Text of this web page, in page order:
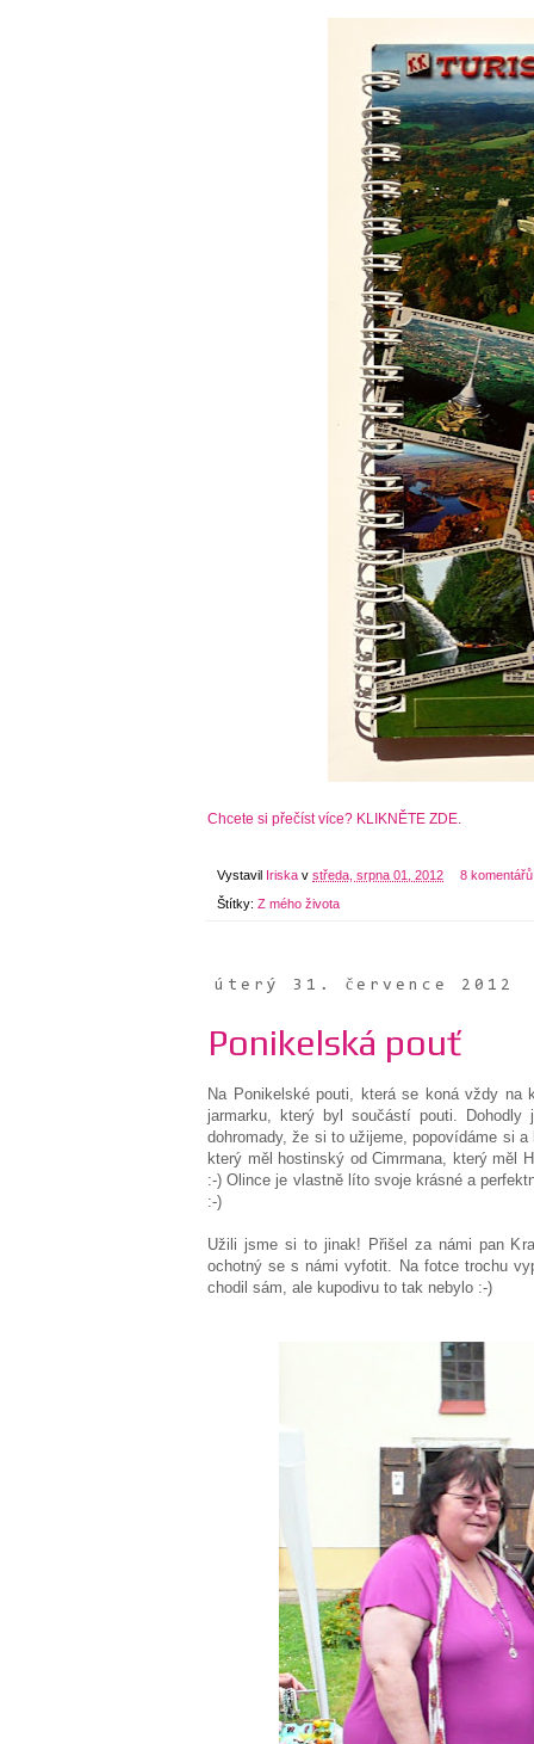
Chcete si přečíst více? KLIKNĚTE ZDE.
Vystavil Iriska v středa, srpna 01, 2012 8
Štítky: Z mého života
úterý 31. července 2012
Ponikelská pouť
Na Ponikelské pouti, která se koná vždy na
jarmarku, který byl součástí pouti.
dohromady, že si to užijeme, popovídáme si
který měl hostinský od Cimrmana, který měl
:-) Olince je vlastně líto svoje krásné a
:-)
Užili jsme si to jinak! Přišel za námi pan
ochotný se s námi vyfotit. Na fotce trochu
chodil sám, ale kupodivu to tak nebylo :-)